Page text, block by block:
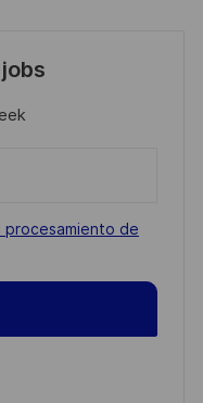
procesamiento de